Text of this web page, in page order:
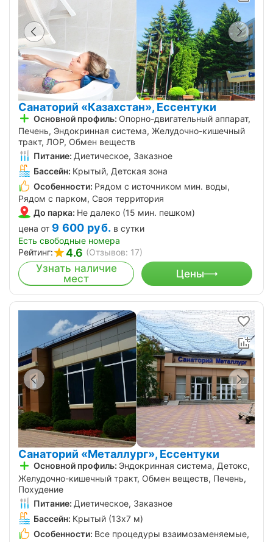
Санаторий «Казахстан», Ессентуки
Основной профиль: Опорно-двигательный аппарат,
Печень, Эндокринная система, Желудочно-кишечный
тракт, ЛОР, Обмен веществ
Питание: Диетическое, Заказное
Бассейн: Крытый, Детская зона
Особенности: Рядом с источником мин. воды,
Рядом с парком, Своя территория
До парка: Не далеко (15 мин. пешком)
цена от 9 600 руб. в сутки
Есть свободные номера
Рейтинг:
4.6 (Отзывов: 17)
Узнать наличие
мест
Цены
Санаторий «Металлург», Ессентуки
Основной профиль: Эндокринная система, Детокс,
Желудочно-кишечный тракт, Обмен веществ, Печень,
Похудение
Питание: Диетическое, Заказное
Бассейн: Крытый (13х7 м)
Особенности: Все процедуры взаимозаменяемые,